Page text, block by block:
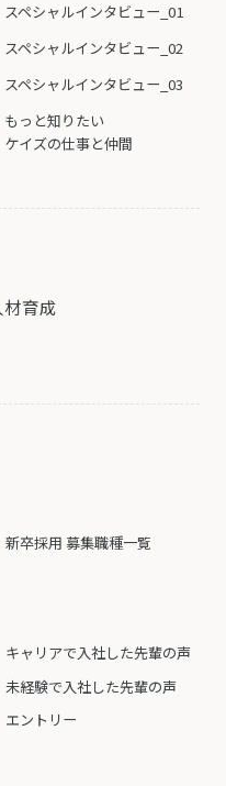
スペシャルインタビュー_01
スペシャルインタビュー_02
スペシャルインタビュー_03
もっと知りたい
ケイズの仕事と仲間
材育成
新卒採用 募集職種一覧
キャリアで入社した先輩の声
未経験で入社した先輩の声
エントリー